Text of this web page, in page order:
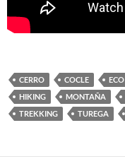
CERRO COCLE ECO
HIKING
MONTAÑA
TREKKING
TUREGA